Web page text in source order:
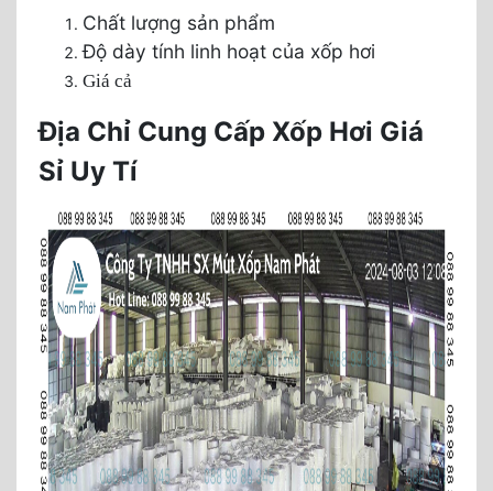
Chất lượng sản phẩm
Độ dày tính linh hoạt của xốp hơi
Giá cả
Địa Chỉ Cung Cấp Xốp Hơi Giá
Sỉ Uy Tí